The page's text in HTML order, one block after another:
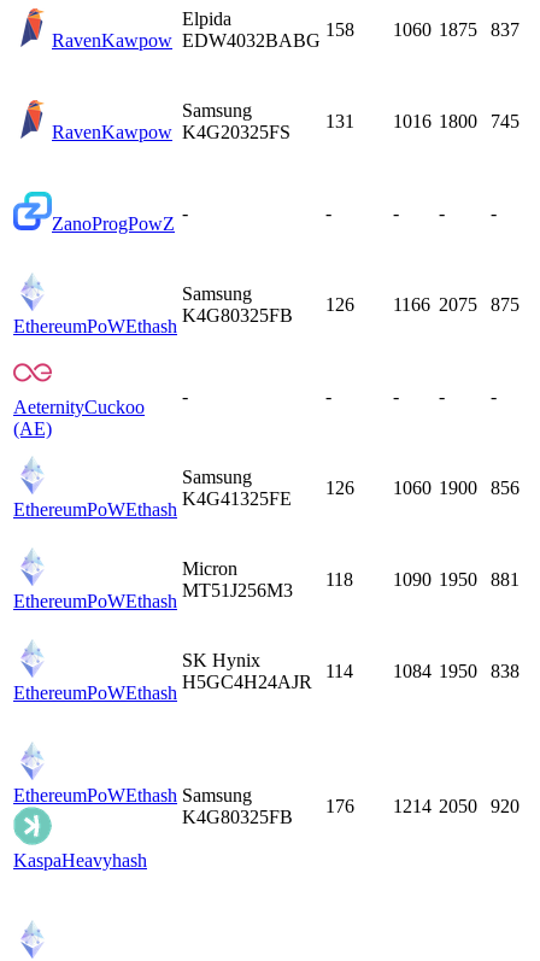
RavenKawpow
Elpida
EDW4032BABG
158 1060 1875 837
RavenKawpow
Samsung
K4G20325FS
131 1016 1800 745
ZanoProgPowZ
- - - - -
EthereumPoWEthash
Samsung
K4G80325FB
126 1166 2075 875
AeternityCuckoo
(AE)
- - - - -
EthereumPoWEthash
Samsung
K4G41325FE
126 1060 1900 856
EthereumPoWEthash
Micron
MT51J256M3
118 1090 1950 881
EthereumPoWEthash
SK Hynix
H5GC4H24AJR
114 1084 1950 838
EthereumPoWEthash
KaspaHeavyhash
Samsung
K4G80325FB
176 1214 2050 920